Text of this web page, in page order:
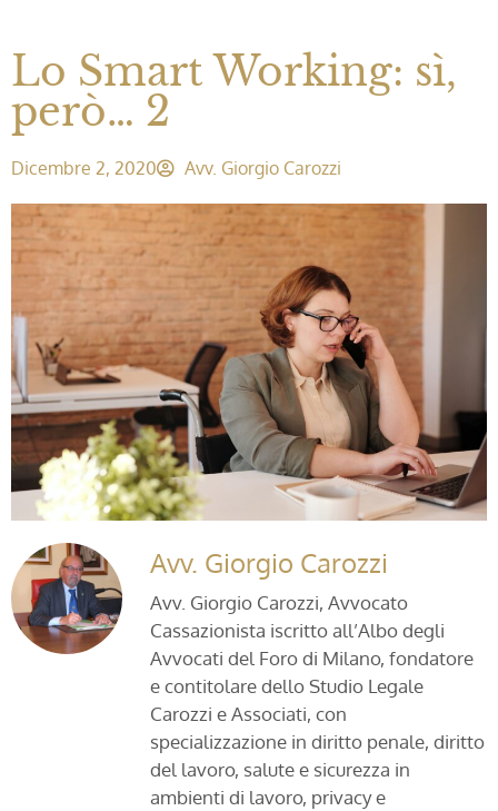
Lo Smart Working: sì,
però… 2
Dicembre 2, 2020 Avv. Giorgio Carozzi
Avv. Giorgio Carozzi
Avv. Giorgio Carozzi, Avvocato
Cassazionista iscritto all’Albo degli
Avvocati del Foro di Milano, fondatore
e contitolare dello Studio Legale
Carozzi e Associati, con
specializzazione in diritto penale, diritto
del lavoro, salute e sicurezza in
ambienti di lavoro, privacy e